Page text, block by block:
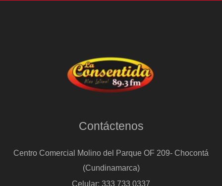
Contáctenos
Centro Comercial Molino del Parque OF 209- Chocontá
(Cundinamarca)
Celular: 333 733 0337